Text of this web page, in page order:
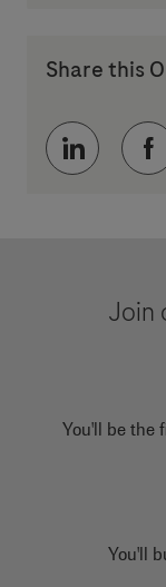
Share this
Share
Join
You'll be the
You'll